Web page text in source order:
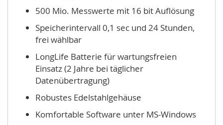
500 Mio. Messwerte mit 16 bit Auflösung
Speicherintervall 0,1 sec und 24 Stunden,
frei wählbar
LongLife Batterie für wartungsfreien
Einsatz (2 Jahre bei täglicher
Datenübertragung)
Robustes Edelstahlgehäuse
Komfortable Software unter MS-Windows